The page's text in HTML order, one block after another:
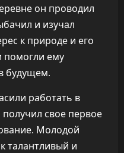
он проводил
и изучал
к природе и его
помогли ему
будущем.
работать в
свое первое
Молодой
талантливый и